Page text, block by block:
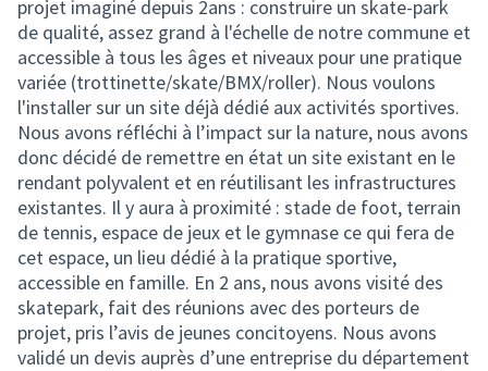
projet imaginé depuis 2ans : construire un skate-park
de qualité, assez grand à l'échelle de notre commune et
accessible à tous les âges et niveaux pour une pratique
variée (trottinette/skate/BMX/roller). Nous voulons
l'installer sur un site déjà dédié aux activités sportives.
Nous avons réfléchi à l’impact sur la nature, nous avons
donc décidé de remettre en état un site existant en le
rendant polyvalent et en réutilisant les infrastructures
existantes. Il y aura à proximité : stade de foot, terrain
de tennis, espace de jeux et le gymnase ce qui fera de
cet espace, un lieu dédié à la pratique sportive,
accessible en famille. En 2 ans, nous avons visité des
skatepark, fait des réunions avec des porteurs de
projet, pris l’avis de jeunes concitoyens. Nous avons
validé un devis auprès d’une entreprise du département